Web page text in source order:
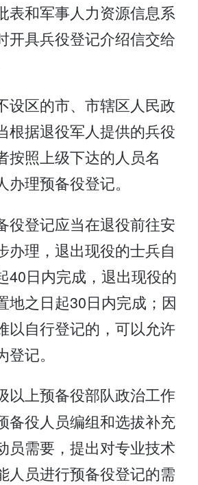
表和军事人力资源信息系
开具兵役登记介绍信交给
设区的市、市辖区人民政
根据退役军人提供的兵役
按照上级下达的人员名
理预备役登记。
役登记应当在退役前往安
办理，退出现役的士兵自
40日内完成，退出现役的
地之日起30日内完成；因
以自行登记的，可以允许
记。
以上预备役部队政治工作
备役人员编组和选拔补充
员需要，提出对专业技术
人员进行预备役登记的需